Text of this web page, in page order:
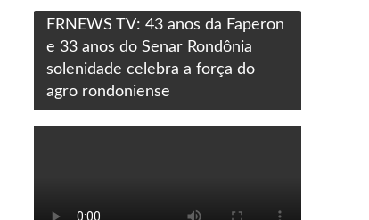
FRNEWS TV: 43 anos da Faperon
e 33 anos do Senar Rondônia
solenidade celebra a força do
agro rondoniense